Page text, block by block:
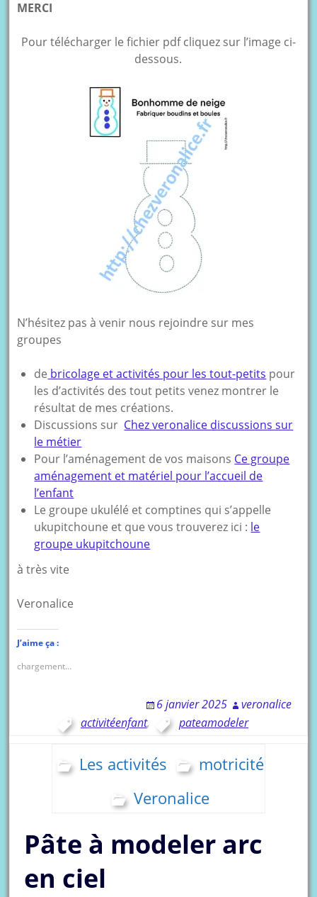
MERCI
Pour télécharger le fichier pdf cliquez sur l’image ci-
dessous.
N’hésitez pas à venir nous rejoindre sur mes
groupes
de bricolage et activités pour les tout-petits pour
les d’activités des tout petits venez montrer le
résultat de mes créations.
Discussions sur Chez veronalice discussions sur
le métier
Pour l’aménagement de vos maisons Ce groupe
aménagement et matériel pour l’accueil de
l’enfant
Le groupe ukulélé et comptines qui s’appelle
ukupitchoune et que vous trouverez ici : le
groupe ukupitchoune
à très vite
Veronalice
J’aime ça :
chargement…
6 janvier 2025
veronalice
activitéenfant, pateamodeler
Les activités
motricité
Veronalice
Pâte à modeler arc
en ciel